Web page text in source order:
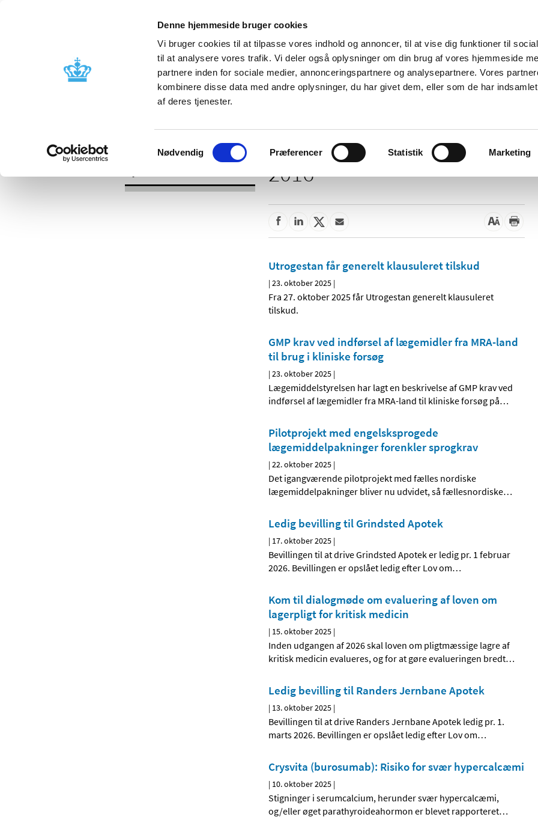
Denne hjemmeside bruger cookies
Vi bruger cookies til at tilpasse vores indhold og annoncer, til at vise dig funktioner til
til at analysere vores trafik. Vi deler også oplysninger om din brug af vores hjemmeside
partnere inden for sociale medier, annonceringspartnere og analysepartnere. Vores
kombinere disse data med andre oplysninger, du har givet dem, eller som de har
af deres tjenester.
Samtykkevalg
Nødvendig Præferencer Statistik Marketing
Nyheder Om os Kontakt
Godkendelse og
Bivirkninger og
produktinformation
Tilskud og
Apoteker og salg af
2016
Utrogestan får generelt klausuleret tilskud
|23. oktober 2025 |
Fra 27. oktober 2025 får Utrogestan generelt klausuleret
tilskud.
GMP krav ved indførsel af lægemidler fra MRA-land
til brug i kliniske forsøg
|23. oktober 2025 |
Lægemiddelstyrelsen har lagt en beskrivelse af GMP krav ved
indførsel af lægemidler fra MRA-land til kliniske forsøg på…
Pilotprojekt med engelsksprogede
lægemiddelpakninger forenkler sprogkrav
|22. oktober 2025 |
Det igangværende pilotprojekt med fælles nordiske
lægemiddelpakninger bliver nu udvidet, så fællesnordiske…
Ledig bevilling til Grindsted Apotek
| 17. oktober 2025 |
Bevillingen til at drive Grindsted Apotek er ledig pr. 1 februar
2026. Bevillingen er opslået ledig efter Lov om…
Kom til dialogmøde om evaluering af loven om
lagerpligt for kritisk medicin
| 15. oktober 2025 |
Inden udgangen af 2026 skal loven om pligtmæssige lagre af
kritisk medicin evalueres, og for at gøre evalueringen bredt…
Ledig bevilling til Randers Jernbane Apotek
| 13. oktober 2025 |
Bevillingen til at drive Randers Jernbane Apotek ledig pr. 1.
marts 2026. Bevillingen er opslået ledig efter Lov om…
Crysvita (burosumab): Risiko for svær hypercalcæmi
| 10. oktober 2025 |
Stigninger i serumcalcium, herunder svær hypercalcæmi,
og/eller øget parathyroideahormon er blevet rapporteret…